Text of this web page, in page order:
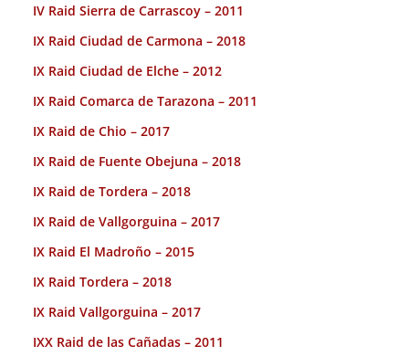
IV Raid Sierra de Carrascoy – 2011
IX Raid Ciudad de Carmona – 2018
IX Raid Ciudad de Elche – 2012
IX Raid Comarca de Tarazona – 2011
IX Raid de Chio – 2017
IX Raid de Fuente Obejuna – 2018
IX Raid de Tordera – 2018
IX Raid de Vallgorguina – 2017
IX Raid El Madroño – 2015
IX Raid Tordera – 2018
IX Raid Vallgorguina – 2017
IXX Raid de las Cañadas – 2011